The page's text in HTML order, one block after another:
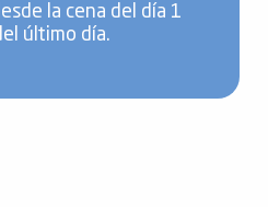
la cena del día 1
último día.